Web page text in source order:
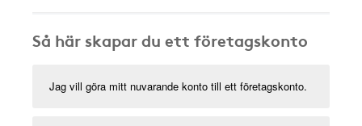
Så här skapar du ett företagskonto
Jag vill göra mitt nuvarande konto till ett företagskonto.